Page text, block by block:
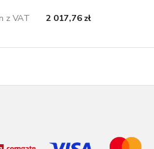
z VAT 2 017,76 zł